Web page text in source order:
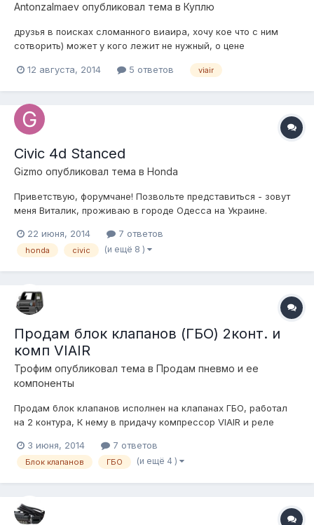
Antonzalmaev опубликовал тема в Куплю
друзья в поисках сломанного виаира, хочу кое что с ним
сотворить) может у кого лежит не нужный, о цене
12 августа, 2014
5 ответов viair
Civic 4d Stanced
Gizmo опубликовал тема в Honda
Приветствую, форумчане! Позвольте представиться - зовут
меня Виталик, проживаю в городе Одесса на Украине.
несколько лет пытаюсь сделать Цивик всё ниже и всё шире,
согласно канонам Stance. :До сих пор шкрябал асфальт с
22 июня, 2014 7 ответов
honda civic (и ещё 8 )
Продам блок клапанов (ГБО) 2конт. и
комп VIAIR
Трофим опубликовал тема в Продам пневмо и ее
компоненты
Продам блок клапанов исполнен на клапанах ГБО, работал
на 2 контура, К нему в придачу компрессор VIAIR и реле
отходил один год, проблем не доставлял, продается в связи
с апгрейдом системы Отправлю в регионы.
3 июня, 2014 7 ответов
Блок клапанов ГБО (и ещё 4 )